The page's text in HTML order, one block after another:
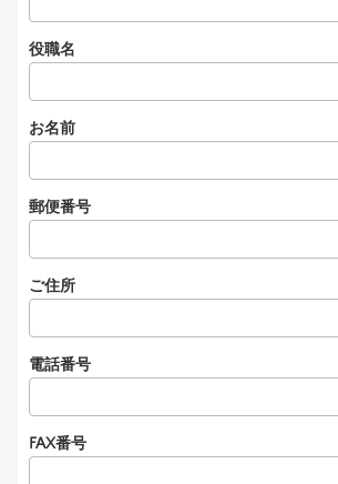
役職名
お名前
郵便番号
ご住所
電話番号
FAX番号